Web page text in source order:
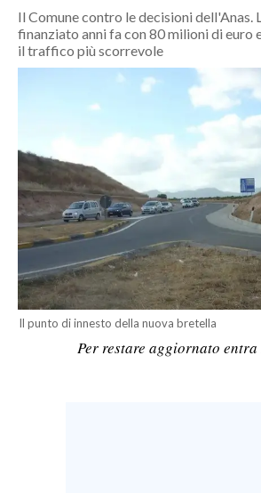
CRONACA
ITALIA
ECONOMIA
SERVIZI ALLE IMPRESE
LAVORO
SPORT IN SARDEGNA
Il Comune contro le decisioni dell'Anas.
finanziato anni fa con 80 milioni di euro
il traffico più scorrevole
Il punto di innesto della nuova bretella
Per restare aggiornato